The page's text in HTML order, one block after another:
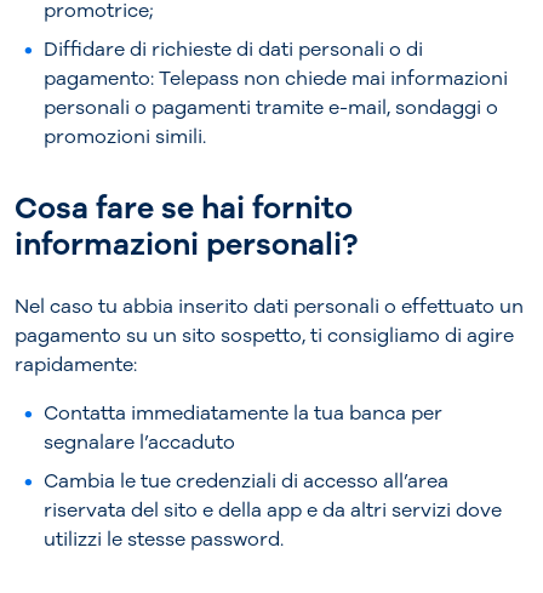
promotrice;
Diffidare di richieste di dati personali o di
pagamento: Telepass non chiede mai informazioni
personali o pagamenti tramite e-mail, sondaggi o
promozioni simili.
Cosa fare se hai fornito
informazioni personali?
Nel caso tu abbia inserito dati personali o effettuato un
pagamento su un sito sospetto, ti consigliamo di agire
rapidamente:
Contatta immediatamente la tua banca per
segnalare l’accaduto
Cambia le tue credenziali di accesso all’area
riservata del sito e della app e da altri servizi dove
utilizzi le stesse password.